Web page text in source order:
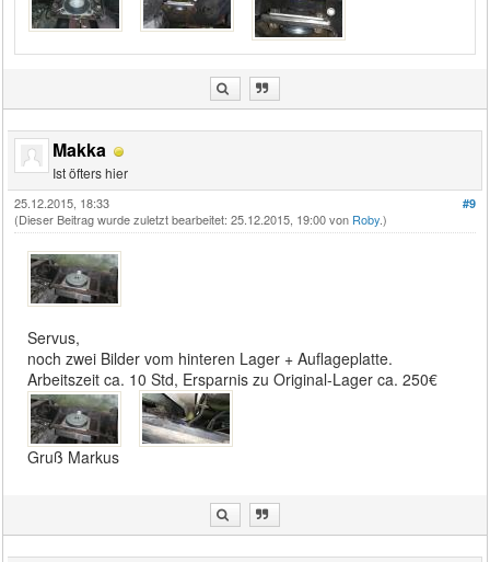
Makka
Ist öfters hier
#9
25.12.2015, 18:33
(Dieser Beitrag wurde zuletzt bearbeitet: 25.12.2015, 19:00 von Roby.)
Servus,
noch zwei Bilder vom hinteren Lager + Auflageplatte.
Arbeitszeit ca. 10 Std, Ersparnis zu Original-Lager ca. 250€
Gruß Markus